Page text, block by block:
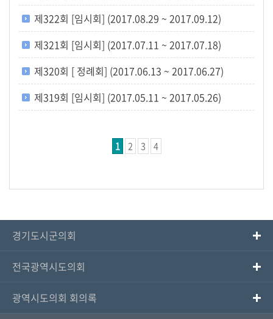
제322회 [임시회] (2017.08.29 ~ 2017.09.12)
제321회 [임시회] (2017.07.11 ~ 2017.07.18)
제320회 [ 정례회] (2017.06.13 ~ 2017.06.27)
제319회 [임시회] (2017.05.11 ~ 2017.05.26)
1 2 3 4
경기도시군의회
전국광역시도의회
광역시도의회 회의록